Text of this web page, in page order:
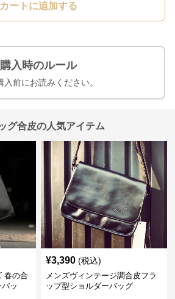
カートに追加する
購入時のルール
入前にお読みください。
グ合皮の人気アイテム
春の合
ッ
¥3,390 (税込)
メンズヴィンテージ調合皮フラ
ップ型ショルダーバッグ